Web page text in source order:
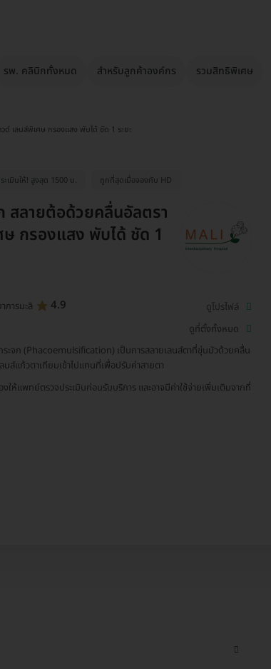
รพ. คลินิกทั้งหมด สำหรับลูกค้าองค์กร รวมสิทธิพิเศษ
เลนส์พิเศษ กรองแสง พับได้ ชัด 1 ระยะ
ะเมินให้! สูงสุด 1500 บ. ถูกที่สุดเมื่อจองกับ HD
สลายต้อด้วยคลื่นอัลตรา
ษ กรองแสง พับได้ ชัด 1
การมะลิ 4.9
ดูโปรไฟล์
ดูที่ตั้งทั้งหมด
ระจก (Phacoemulsification) เป็นการสลายเลนส์ตาที่ขุ่นมัวด้วยคลื่น
ลนส์แก้วตาเทียมเข้าไปแทนที่เพื่อปรับค่าสายตา
ให้แพทย์ตรวจประเมินก่อนรับบริการ และอาจมีค่าใช้จ่ายเพิ่มเติมจากที่